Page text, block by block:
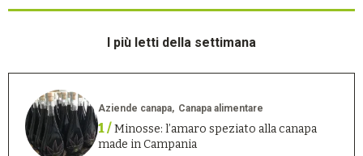
I più letti della settimana
Aziende canapa Canapa alimentare
1 /Minosse: l’amaro speziato alla canapa
made in Campania